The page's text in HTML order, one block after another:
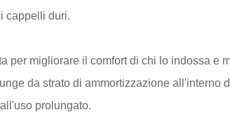
cappelli duri.
per migliorare il comfort di chi lo indossa e
da strato di ammortizzazione all'interno
prolungato.